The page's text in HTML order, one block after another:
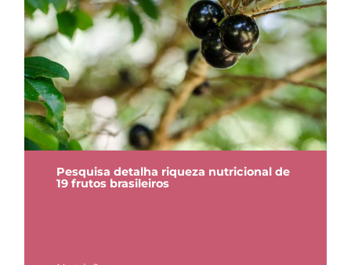
Pesquisa detalha riqueza nutricional de
19 frutos brasileiros